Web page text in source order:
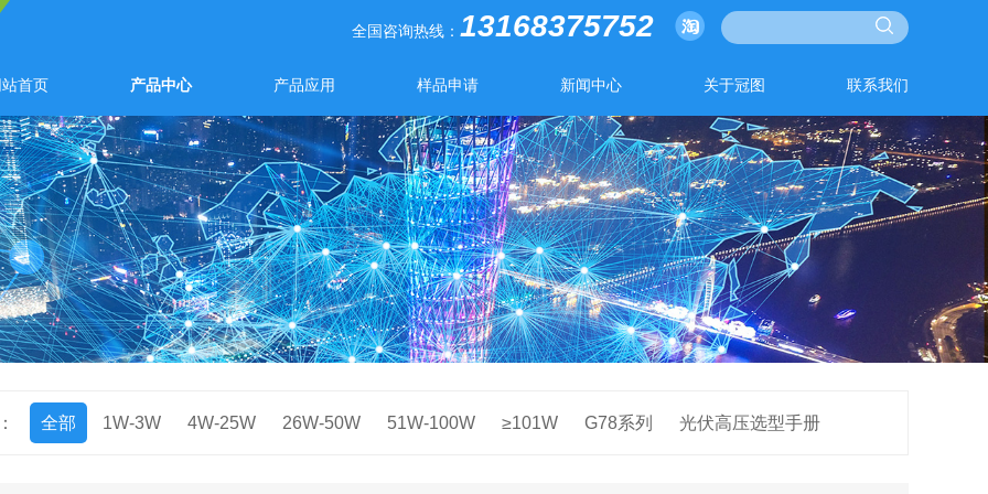
全国咨询热线： 13168375752
首页 产品中心 产品应用 样品申请 新闻中心 关于冠图 联系我们
全部 1W-3W 4W-25W 26W-50W 51W-100W ≥101W G78系列 光伏高压选型手册